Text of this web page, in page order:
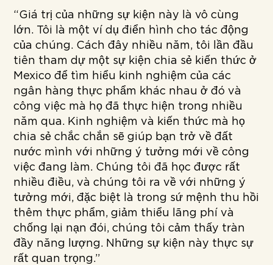
“Giá trị của những sự kiện này là vô cùng
lớn. Tôi là một ví dụ điển hình cho tác động
của chúng. Cách đây nhiều năm, tôi lần đầu
tiên tham dự một sự kiện chia sẻ kiến thức ở
Mexico để tìm hiểu kinh nghiệm của các
ngân hàng thực phẩm khác nhau ở đó và
công việc mà họ đã thực hiện trong nhiều
năm qua. Kinh nghiệm và kiến thức mà họ
chia sẻ chắc chắn sẽ giúp bạn trở về đất
nước mình với những ý tưởng mới về công
việc đang làm. Chúng tôi đã học được rất
nhiều điều, và chúng tôi ra về với những ý
tưởng mới, đặc biệt là trong sứ mệnh thu hồi
thêm thực phẩm, giảm thiểu lãng phí và
chống lại nạn đói, chúng tôi cảm thấy tràn
đầy năng lượng. Những sự kiện này thực sự
rất quan trọng.”